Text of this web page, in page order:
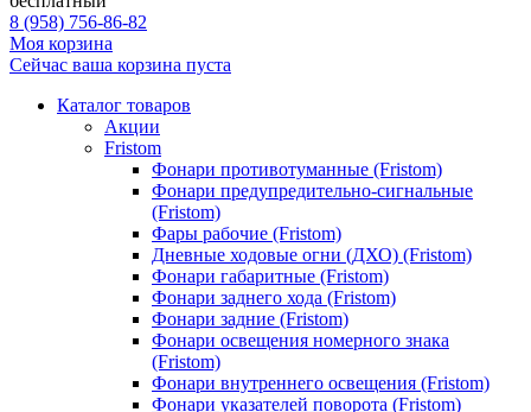
8 (958) 756-86-82
Моя корзина
Сейчас ваша корзина пуста
Каталог товаров
Акции
Fristom
Фонари противотуманные (Fristom)
Фонари предупредительно-сигнальные
(Fristom)
Фары рабочие (Fristom)
Дневные ходовые огни (ДХО) (Fristom)
Фонари габаритные (Fristom)
Фонари заднего хода (Fristom)
Фонари задние (Fristom)
Фонари освещения номерного знака
(Fristom)
Фонари внутреннего освещения (Fristom)
Фонари указателей поворота (Fristom)